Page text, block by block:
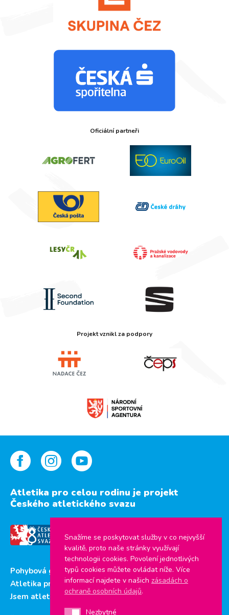
Oficiální partneři
Projekt vznikl za podpory
Atletika pro celou rodinu je projekt
Českého atletického svazu
Pohybová gramotnost
Atletika pro děti
Jsem atlet
Snažíme se poskytovat služby v co nejvyšší
kvalitě, proto naše stránky využívají
technologii cookies. Povolení jednotlivých
typů cookies můžete ovládat níže. Více
informací najdete v našich zásadách o
ochraně osobních údajů.
Nezbytné